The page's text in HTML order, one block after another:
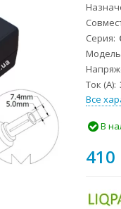
Серия
Модель
Ток (А)
Все
В
410